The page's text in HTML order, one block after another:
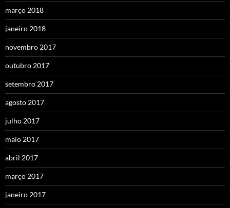
março 2018
janeiro 2018
novembro 2017
outubro 2017
setembro 2017
agosto 2017
julho 2017
maio 2017
abril 2017
março 2017
janeiro 2017